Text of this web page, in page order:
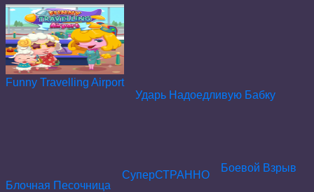
Funny Travelling Airport
Ударь Надоедливую Бабку
Блочная Песочница
СуперСТРАННО
Боевой Взрыв